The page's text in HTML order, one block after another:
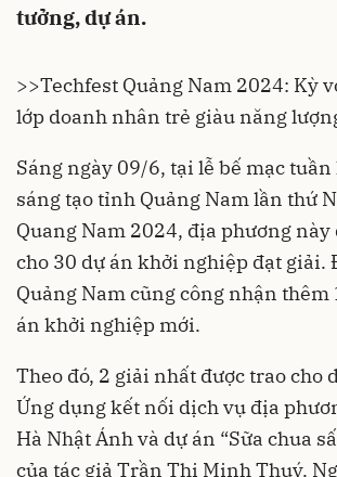
tưởng, dự án.
>>Techfest Quảng Nam 2024: Kỳ
lớp doanh nhân trẻ giàu năng
Sáng ngày 09/6, tại lễ bế mạc
sáng tạo tỉnh Quảng Nam lần thứ
Quang Nam 2024, địa phương này
cho 30 dự án khởi nghiệp đạt giải.
Quảng Nam cũng công nhận thêm
án khởi nghiệp mới.
Theo đó, 2 giải nhất được trao cho
Ứng dụng kết nối dịch vụ địa
Hà Nhật Ánh và dự án “Sữa chua
của tác giả Trần Thị Minh Thuý.